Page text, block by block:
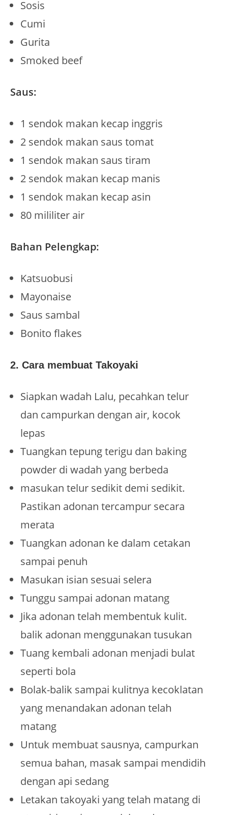
Sosis
Cumi
Gurita
Smoked beef
Saus:
1 sendok makan kecap inggris
2 sendok makan saus tomat
1 sendok makan saus tiram
2 sendok makan kecap manis
1 sendok makan kecap asin
80 mililiter air
Bahan Pelengkap:
Katsuobusi
Mayonaise
Saus sambal
Bonito flakes
2. Cara membuat Takoyaki
Siapkan wadah Lalu, pecahkan telur
dan campurkan dengan air, kocok
lepas
Tuangkan tepung terigu dan baking
powder di wadah yang berbeda
masukan telur sedikit demi sedikit.
Pastikan adonan tercampur secara
merata
Tuangkan adonan ke dalam cetakan
sampai penuh
Masukan isian sesuai selera
Tunggu sampai adonan matang
Jika adonan telah membentuk kulit.
balik adonan menggunakan tusukan
Tuang kembali adonan menjadi bulat
seperti bola
Bolak-balik sampai kulitnya kecoklatan
yang menandakan adonan telah
matang
Untuk membuat sausnya, campurkan
semua bahan, masak sampai mendidih
dengan api sedang
Letakan takoyaki yang telah matang di